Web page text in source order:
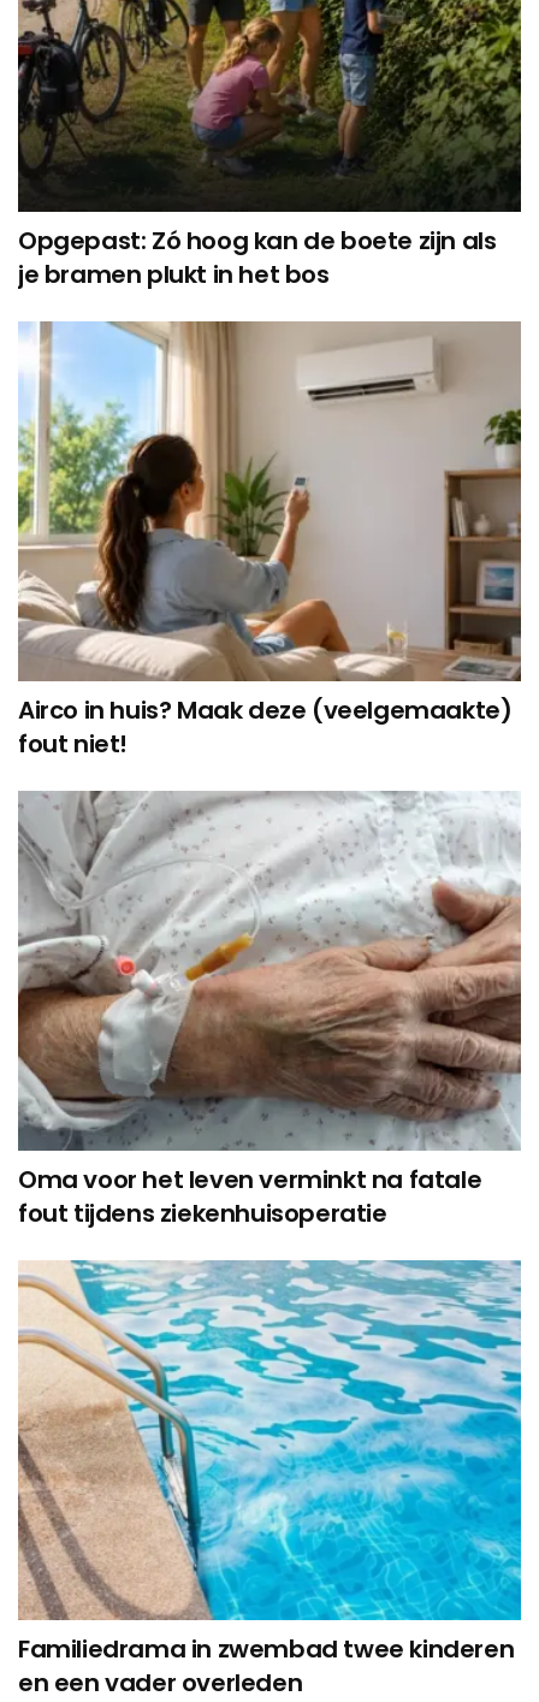
Opgepast: Zó hoog kan de boete zijn als
je bramen plukt in het bos
Airco in huis? Maak deze (veelgemaakte)
fout niet!
Oma voor het leven verminkt na fatale
fout tijdens ziekenhuisoperatie
Familiedrama in zwembad twee kinderen
en een vader overleden